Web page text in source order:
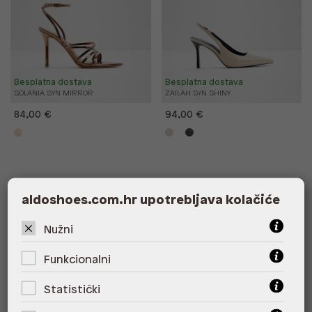
SOLANIA SYN MIRROR
Besplatna dostava
84,00 €
ZAILAH SYN SHINY
Besplatna dostava
94,00 €
New Arrivals
aldoshoes.com.hr upotrebljava kolačiće
Nužni
Funkcionalni
Statistički